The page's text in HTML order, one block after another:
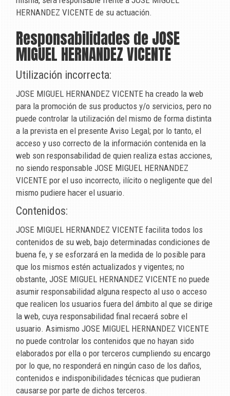
HERNANDEZ VICENTE de su actuación.
Responsabilidades deJOSE
MIGUEL HERNANDEZ VICENTE
Utilización incorrecta:
JOSE MIGUEL HERNANDEZ VICENTE ha creado la web
para la promoción de sus productos y/o servicios, pero no
puede controlar la utilización del mismo de forma distinta
a la prevista en el presente Aviso Legal; por lo tanto, el
acceso y uso correcto de la información contenida en la
web son responsabilidad de quien realiza estas acciones,
no siendo responsable JOSE MIGUEL HERNANDEZ
VICENTE por el uso incorrecto, ilícito o negligente que del
mismo pudiere hacer el usuario.
Contenidos:
JOSE MIGUEL HERNANDEZ VICENTE facilita todos los
contenidos de su web, bajo determinadas condiciones de
buena fe, y se esforzará en la medida de lo posible para
que los mismos estén actualizados y vigentes; no
obstante, JOSE MIGUEL HERNANDEZ VICENTE no puede
asumir responsabilidad alguna respecto al uso o acceso
que realicen los usuarios fuera del ámbito al que se dirige
la web, cuya responsabilidad final recaerá sobre el
usuario. Asimismo JOSE MIGUEL HERNANDEZ VICENTE
no puede controlar los contenidos que no hayan sido
elaborados por ella o por terceros cumpliendo su encargo
por lo que, no responderá en ningún caso de los daños,
contenidos e indisponibilidades técnicas que pudieran
causarse por parte de dichos terceros.